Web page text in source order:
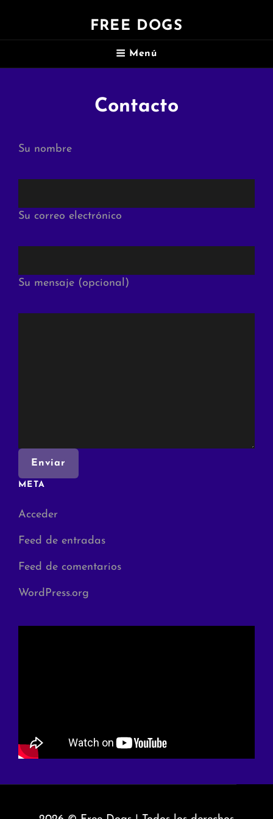
FREE DOGS
Menú
Contacto
Su nombre
Su correo electrónico
Su mensaje (opcional)
META
Acceder
Feed de entradas
Feed de comentarios
WordPress.org